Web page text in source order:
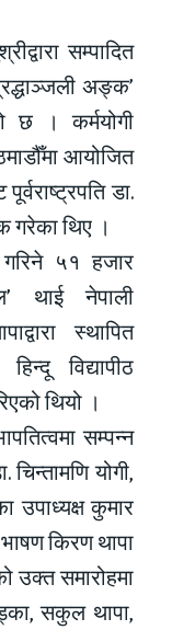
सम्पादित
अङ्क’
छ । कर्मयोगी
आयोजित
डा.
गरेका थिए ।
५१ हजार
थाई नेपाली
स्थापित
विद्यापीठ
थियो ।
सम्पन्न
योगी,
उपाध्यक्ष कुमार
किरण थापा
उक्त समारोहमा
सकुल थापा,